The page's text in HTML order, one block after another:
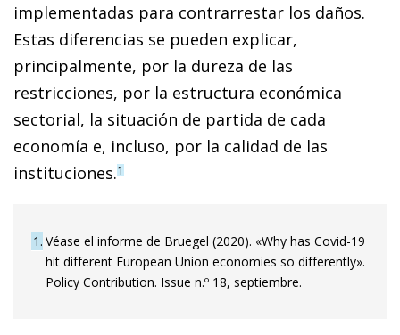
implementadas para contrarrestar los daños.
Estas diferen­­cias se pueden explicar,
principalmente, por la dureza de las
restricciones, por la estructura económica
sectorial, la situación de partida de cada
economía e, incluso, por la calidad de las
instituciones.1
1 Véase el informe de Bruegel (2020). «Why has Covid-19
hit different European Union economies so differently».
Policy Contribution. Issue n.º 18, septiembre.